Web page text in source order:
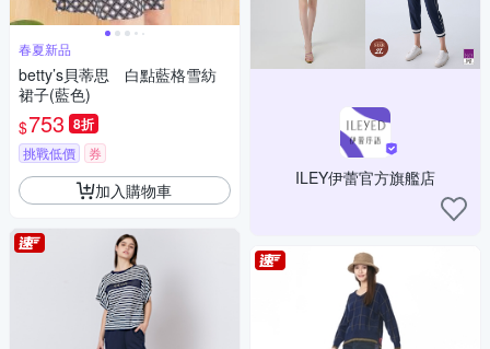
春夏新品
betty’s貝蒂思 白點藍格雪紡
裙子(藍色)
$753 8折
挑戰低價 券
加入購物車
ILEY伊蕾官方旗艦店